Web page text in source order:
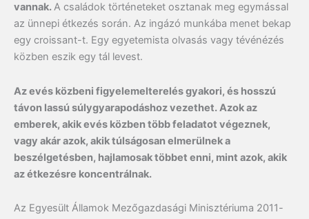
vannak.A családok történeteket osztanak meg egymással
az ünnepi étkezés során. Az ingázó munkába menet bekap
egy croissant-t. Egy egyetemista olvasás vagy tévénézés
közben eszik egy tál levest.
Az evés közbeni figyelemelterelés gyakori, és hosszú
távon lassú súlygyarapodáshoz vezethet. Azok az
emberek, akik evés közben több feladatot végeznek,
vagy akár azok, akik túlságosan elmerülnek a
beszélgetésben, hajlamosak többet enni, mint azok, akik
az étkezésre koncentrálnak.
Az Egyesült Államok Mezőgazdasági Minisztériuma 2011-